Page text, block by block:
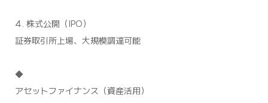
4. 株式公開（IPO）
証券取引所上場、大規模調達可能
◆
アセットファイナンス（資産活用）